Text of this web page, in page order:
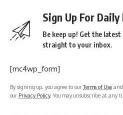
Sign Up For
Be keep up! Get the
straight to your inbox.
[mc4wp_form]
By signing up, you agree to ourTerms of Use
our Privacy Policy. You may unsubscribe at any